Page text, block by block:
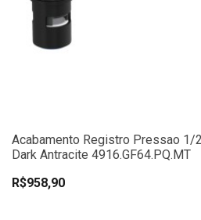
Acabamento Registro Pressao 1/
Dark Antracite 4916.GF64.PQ.MT
R$958,90